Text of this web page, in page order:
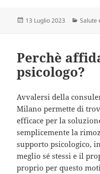
Scritto
13 Luglio 2023 Salute
Perchè
psicologo?
Avvalersi della
Milano permette di
efficace per la
semplicemente la
supporto psicologico,
meglio sé stessi e il
proprio per questo